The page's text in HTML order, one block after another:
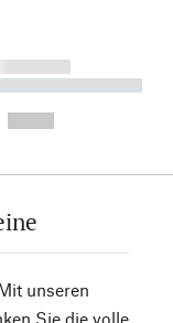
------------
----------- ----------
unseren
Sie die volle